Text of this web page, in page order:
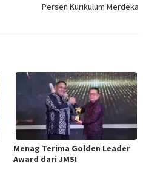
Persen Kurikulum Merdeka
Menag Terima Golden Leader
Award dari JMSI